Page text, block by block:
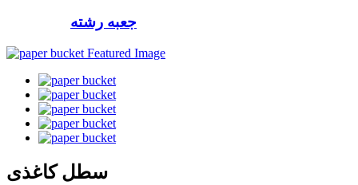
جعبه رشته
سطل کاغذی